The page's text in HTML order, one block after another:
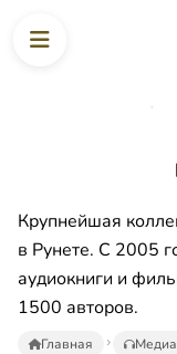
Крупнейшая
в Рунете. С 2005
аудиокниги и
1500 авторов.
Главная